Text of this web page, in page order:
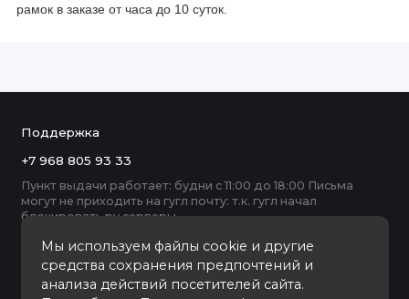
рамок в заказе от часа до 10 суток.
Мы используем файлы cookie и другие
средства сохранения предпочтений и
анализа действий посетителей сайта.
Поддержка
+7 968 805 93 33
Пункт выдачи работает: будни с 11:00 до 18:00 Письма
могут не приходить на гугл почту: т.к. гугл начал
блокировать ру серверы